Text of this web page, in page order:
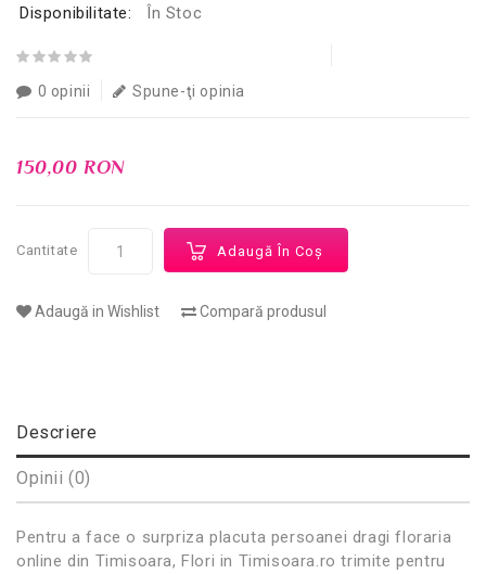
Disponibilitate:
În Stoc
0 opinii Spune-ţi opinia
150,00 RON
Cantitate Adaugă În Coş
Adaugă in Wishlist Compară produsul
Descriere
Opinii (0)
Pentru a face o surpriza placuta persoanei dragi floraria
online din Timisoara, Flori in Timisoara.ro trimite pentru